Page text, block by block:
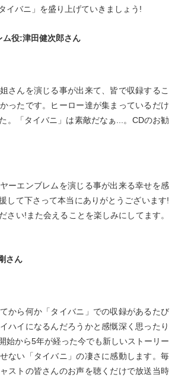
イバニ」を盛り上げていきましょう!
ム役:津田健次郎さん
さんを演じる事が出来て、皆で収録するこ
ったです。ヒーロー達が集まっているだけ
。「タイバニ」は素敵だなぁ...。CDのお勧
ーエンブレムを演じる事が出来る幸せを感
して下さって本当にありがとうございます!
さい!また会えることを楽しみにしてます。
さん
から何か「タイバニ」での収録があるたび
ハイになるんだろうかと感慨深く思ったり
始から5年が経った今でも新しいストーリー
ない「タイバニ」の凄さに感動します。毎
ストの皆さんのお声を聴くだけで放送当時